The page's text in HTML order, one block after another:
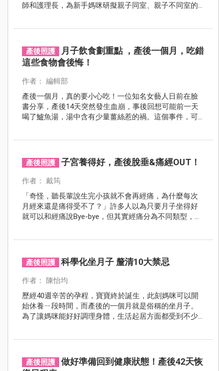
師和護理長，為新手媽咪研擬親子同室、親子不同室的
產後照護
月子飲食劃重點 ，產後一個月，吃錯
這些食物會後悔！
作者： 編輯部
產後一個月，真的要小心吃！一位知名女藝人日前在臉
書分享，產後14天突然發生血崩，事後回想可能前一天
喝了鱸魚湯，湯中含有少量薑絲惹的禍。這個事件，可
產後照護
子宮養得好，產後脫垂&痛經OUT！
作者： 戴筠
「奇怪，聽長輩說生完小孩就不會再經痛，為什麼每次
月經來還是痛得受不了？」許多人以為只要月子坐得好
就可以和經痛說Bye-bye，但其實經痛分為不同類型，如
器官脫垂。
產後照護 科學化坐月子 釐清10大禁忌
作者： 陳怡均
歷經40週辛苦的孕程，寶寶終於誕生，此刻媽咪可以開
始休養ㄧ段時間，而產後的一個月就是俗稱的坐月子。
為了讓媽咪能好好調理身體，生活起居方面都受到不少
產後照護
做好準備回到健康狀態！產後42天恢